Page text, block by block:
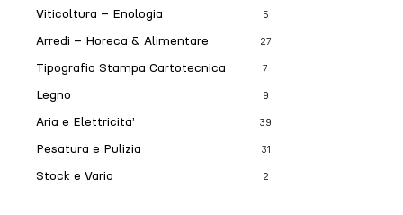
Viticoltura – Enologia 5
Arredi – Horeca & Alimentare 27
Tipografia Stampa Cartotecnica 7
Legno 9
Aria e Elettricita’ 39
Pesatura e Pulizia 31
Stock e Vario 2